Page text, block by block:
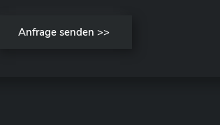
Anfrage senden >>